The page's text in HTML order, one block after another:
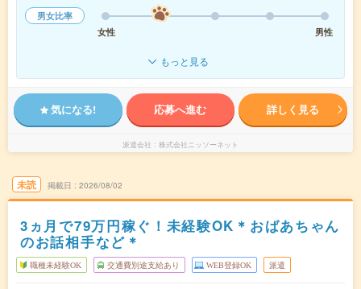
男女比率
女性
男性
もっと見る
気になる! 応募へ進む 詳しく見る
派遣会社 株式会社ニッソーネット
未読 掲載日 2026/08/02
3ヵ月で79万円稼ぐ！未経験OK＊おばあちゃん
のお話相手など＊
職種未経験OK 交通費別途支給あり WEB登録OK 派遣